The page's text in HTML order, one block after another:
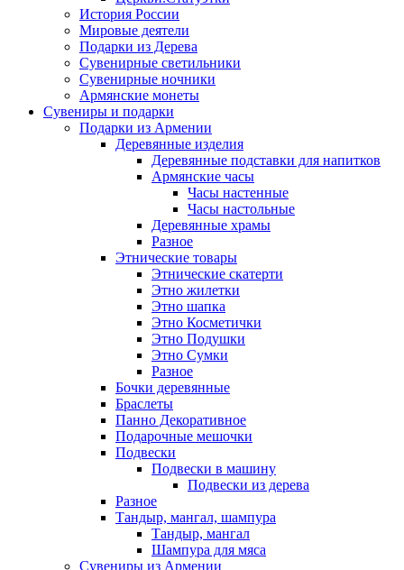
История России
Мировые деятели
Подарки из Дерева
Сувенирные светильники
Сувенирные ночники
Армянские монеты
Сувениры и подарки
Подарки из Армении
Деревянные изделия
Деревянные подставки для напитков
Армянские часы
Часы настенные
Часы настольные
Деревянные храмы
Разное
Этнические товары
Этнические скатерти
Этно жилетки
Этно шапка
Этно Косметички
Этно Подушки
Этно Сумки
Разное
Бочки деревянные
Браслеты
Панно Декоративное
Подарочные мешочки
Подвески
Подвески в машину
Подвески из дерева
Разное
Тандыр, мангал, шампура
Тандыр, мангал
Шампура для мяса
Сувениры из Армении